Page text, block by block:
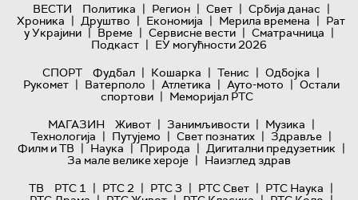
ВЕСТИ Политика | Регион | Свет | Србија данас |
Хроника | Друштво | Економија | Мерила времена | Рат
у Украјини | Време | Сервисне вести | Сматрачница |
Подкаст | ЕУ могућности 2026
СПОРТ
Фудбал | Кошарка | Тенис | Одбојка |
Рукомет | Ватерполо | Атлетика | Ауто-мото | Остали
спортови | Меморијал РТС
МАГАЗИН
Живот | Занимљивости | Музика |
Технологијa | Путујемо | Свет познатих | Здравље |
Филм и ТВ | Наука | Природа | Дигитални предузетник |
За мале велике хероје | Наизглед здрав
ТВ
РТС 1 | РТС 2 | РТС 3 | РТС Свет | РТС Наука |